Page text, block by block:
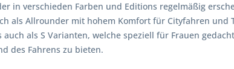
in verschieden Farben und Editions regelmäßig
als Allrounder mit hohem Komfort für Cityfahren
als S Varianten, welche speziell für Frauen
des Fahrens zu bieten.